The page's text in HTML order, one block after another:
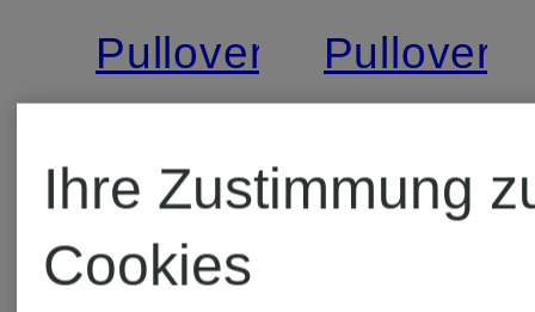
LAUREN
Pullover
159,99 €
Bestpreis:
LAUREN
Pullover
159,99
Ihre Zustimmung
Cookies